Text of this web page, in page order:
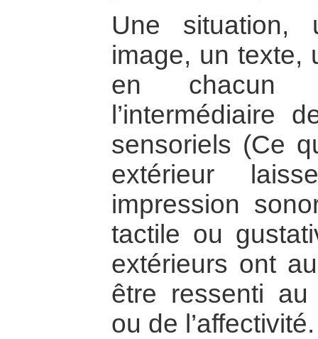
Une situation,
image, un texte,
en chacun
l’intermédiaire
sensoriels (Ce
extérieur
impression
tactile ou
extérieurs ont
être ressenti
ou de l’affectivité.